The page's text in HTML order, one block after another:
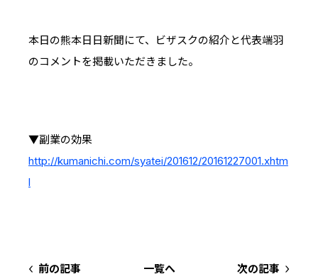
会社概要・拠点
IR情報
IRライブラリ
IRスケジュール
コーポレート・ガバナンス
採用サイト（日本）
本日の熊本日日新聞にて、ビザスクの紹介と代表端羽
のコメントを掲載いただきました。
▼副業の効果
http://kumanichi.com/syatei/201612/20161227001.xhtm
l
前の記事 一覧へ 次の記事